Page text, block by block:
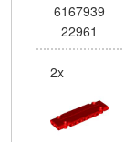
6167939
22961
2x